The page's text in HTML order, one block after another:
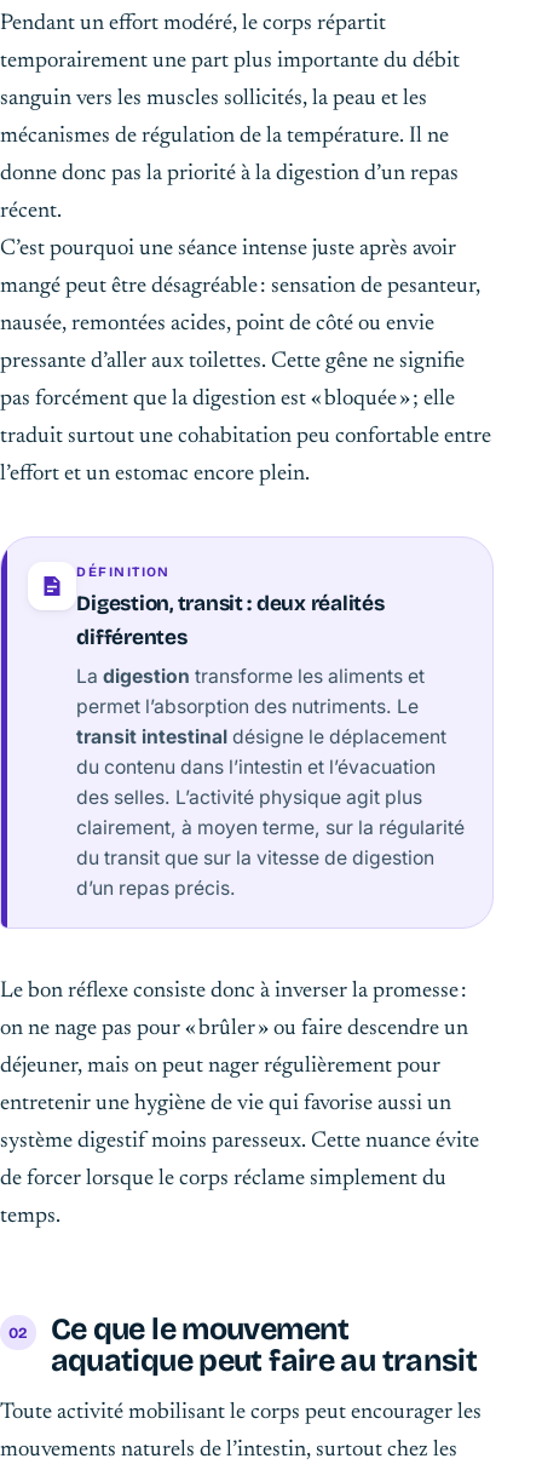
Pendant un effort modéré, le corps répartit
temporairement une part plus importante du débit
sanguin vers les muscles sollicités, la peau et les
mécanismes de régulation de la température. Il ne
donne donc pas la priorité à la digestion d’un repas
récent.
C’est pourquoi une séance intense juste après avoir
mangé peut être désagréable : sensation de pesanteur,
nausée, remontées acides, point de côté ou envie
pressante d’aller aux toilettes. Cette gêne ne signifie
pas forcément que la digestion est « bloquée » ; elle
traduit surtout une cohabitation peu confortable entre
l’effort et un estomac encore plein.
DÉFINITION
Digestion, transit : deux réalités
différentes
Ladigestion transforme les aliments et
permet l’absorption des nutriments. Le
transit intestinal désigne le déplacement
du contenu dans l’intestin et l’évacuation
des selles. L’activité physique agit plus
clairement, à moyen terme, sur la régularité
du transit que sur la vitesse de digestion
d’un repas précis.
Le bon réflexe consiste donc à inverser la promesse :
on ne nage pas pour « brûler » ou faire descendre un
déjeuner, mais on peut nager régulièrement pour
entretenir une hygiène de vie qui favorise aussi un
système digestif moins paresseux. Cette nuance évite
de forcer lorsque le corps réclame simplement du
temps.
Ce que le mouvement
aquatique peut faire au transit
Toute activité mobilisant le corps peut encourager les
mouvements naturels de l’intestin, surtout chez les